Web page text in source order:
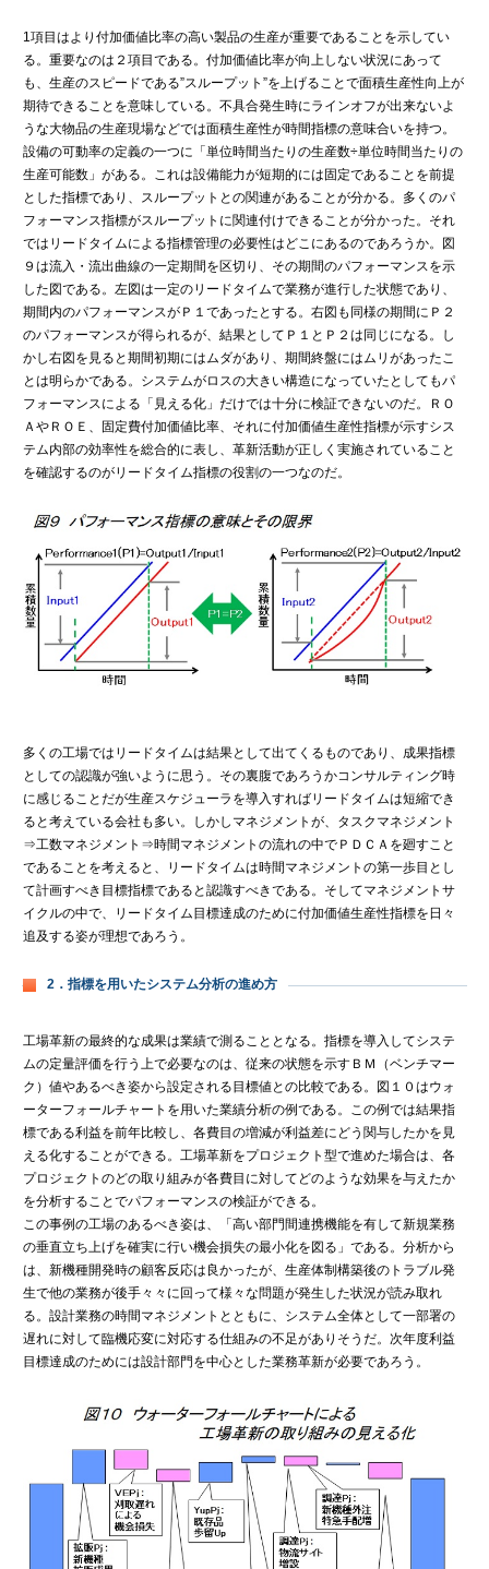
1項目はより付加価値比率の高い製品の生産が重要であることを示してい
る。重要なのは２項目である。付加価値比率が向上しない状況にあって
も、生産のスピードである”スループット”を上げることで面積生産性向上が
期待できることを意味している。不具合発生時にラインオフが出来ないよ
うな大物品の生産現場などでは面積生産性が時間指標の意味合いを持つ。
設備の可動率の定義の一つに「単位時間当たりの生産数÷単位時間当たりの
生産可能数」がある。これは設備能力が短期的には固定であることを前提
とした指標であり、スループットとの関連があることが分かる。多くのパ
フォーマンス指標がスループットに関連付けできることが分かった。それ
ではリードタイムによる指標管理の必要性はどこにあるのであろうか。図
９は流入・流出曲線の一定期間を区切り、その期間のパフォーマンスを示
した図である。左図は一定のリードタイムで業務が進行した状態であり、
期間内のパフォーマンスがＰ１であったとする。右図も同様の期間にＰ２
のパフォーマンスが得られるが、結果としてＰ１とＰ２は同じになる。し
かし右図を見ると期間初期にはムダがあり、期間終盤にはムリがあったこ
とは明らかである。システムがロスの大きい構造になっていたとしてもパ
フォーマンスによる「見える化」だけでは十分に検証できないのだ。ＲＯ
ＡやＲＯＥ、固定費付加価値比率、それに付加価値生産性指標が示すシス
テム内部の効率性を総合的に表し、革新活動が正しく実施されていること
を確認するのがリードタイム指標の役割の一つなのだ。
多くの工場ではリードタイムは結果として出てくるものであり、成果指標
としての認識が強いように思う。その裏腹であろうかコンサルティング時
に感じることだが生産スケジューラを導入すればリードタイムは短縮でき
ると考えている会社も多い。しかしマネジメントが、タスクマネジメント
⇒工数マネジメント⇒時間マネジメントの流れの中でＰＤＣＡを廻すこと
であることを考えると、リードタイムは時間マネジメントの第一歩目とし
て計画すべき目標指標であると認識すべきである。そしてマネジメントサ
イクルの中で、リードタイム目標達成のために付加価値生産性指標を日々
追及する姿が理想であろう。
2．指標を用いたシステム分析の進め方
工場革新の最終的な成果は業績で測ることとなる。指標を導入してシステ
ムの定量評価を行う上で必要なのは、従来の状態を示すＢＭ（ベンチマー
ク）値やあるべき姿から設定される目標値との比較である。図１０はウォ
ーターフォールチャートを用いた業績分析の例である。この例では結果指
標である利益を前年比較し、各費目の増減が利益差にどう関与したかを見
える化することができる。工場革新をプロジェクト型で進めた場合は、各
プロジェクトのどの取り組みが各費目に対してどのような効果を与えたか
を分析することでパフォーマンスの検証ができる。
この事例の工場のあるべき姿は、「高い部門間連携機能を有して新規業務
の垂直立ち上げを確実に行い機会損失の最小化を図る」である。分析から
は、新機種開発時の顧客反応は良かったが、生産体制構築後のトラブル発
生で他の業務が後手々々に回って様々な問題が発生した状況が読み取れ
る。設計業務の時間マネジメントとともに、システム全体として一部署の
遅れに対して臨機応変に対応する仕組みの不足がありそうだ。次年度利益
目標達成のためには設計部門を中心とした業務革新が必要であろう。